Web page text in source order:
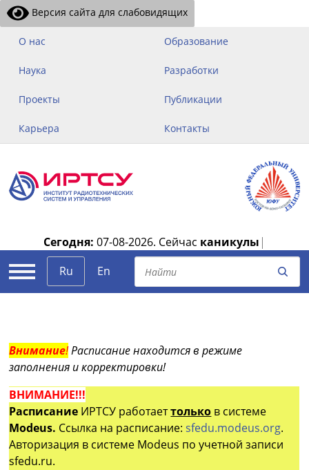
Версия сайта для слабовидящих
О нас Образование
Наука Разработки
Проекты Публикации
Карьера Контакты
Сегодня: 07-08-2026. Сейчас каникулы |
Ru
En
Внимание!Расписание находится в режиме
заполнения и корректировки!
ВНИМАНИЕ!!!
Расписание ИРТСУ работаеттолько в системе
Modeus. Ссылка на расписание:sfedu.modeus.org.
Авторизация в системе Modeus по учетной записи
sfedu.ru.